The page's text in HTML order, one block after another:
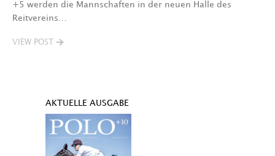
+5 werden die Mannschaften in der neuen Halle des
Reitvereins…
VIEW POST
AKTUELLE AUSGABE